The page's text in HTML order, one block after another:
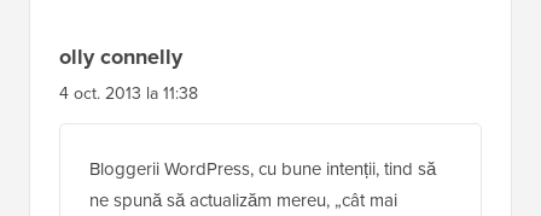
olly connelly
4 oct. 2013 la 11:38
Bloggerii WordPress, cu bune intenții, tind să
ne spună să actualizăm mereu, „cât mai